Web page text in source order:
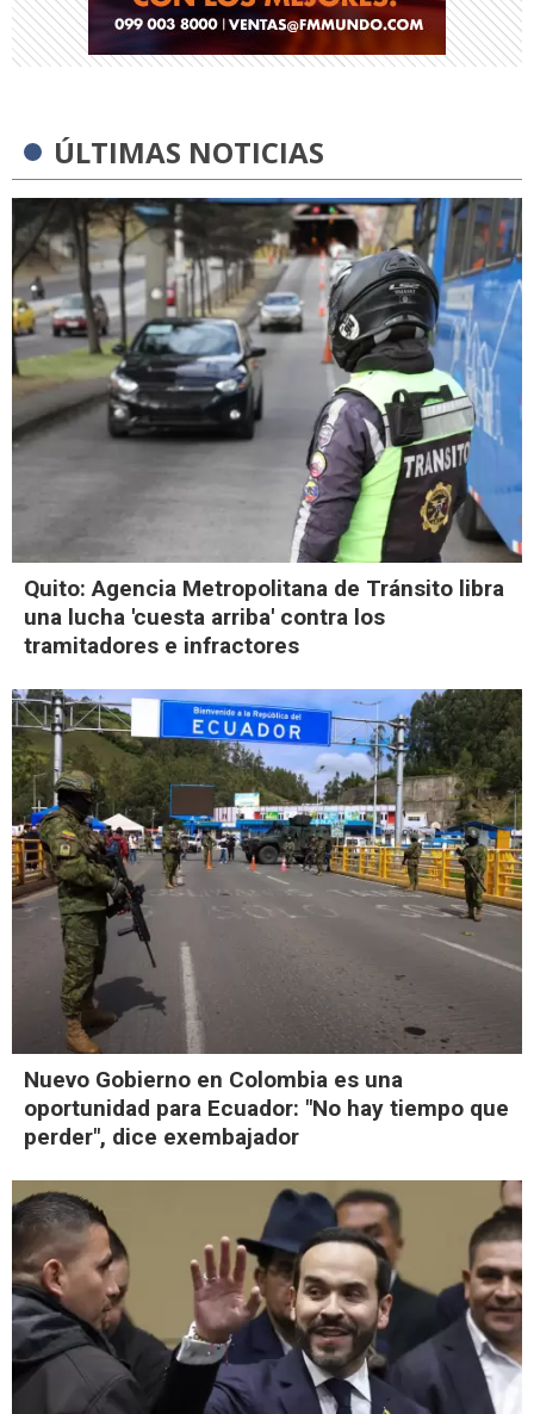
ÚLTIMAS NOTICIAS
Quito: Agencia Metropolitana de Tránsito libra
una lucha 'cuesta arriba' contra los
tramitadores e infractores
Nuevo Gobierno en Colombia es una
oportunidad para Ecuador: "No hay tiempo que
perder", dice exembajador